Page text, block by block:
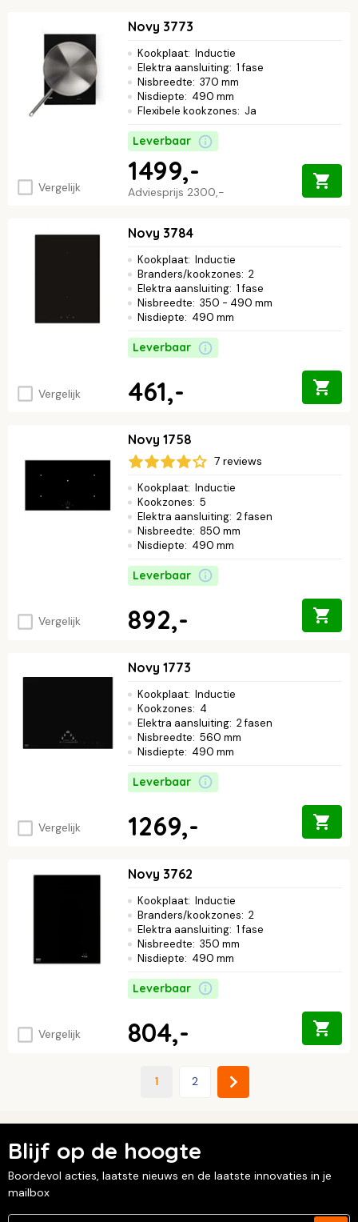
Vergelijk
Novy 3773
Kookplaat: Inductie
Elektra aansluiting: 1 fase
Nisbreedte: 370 mm
Nisdiepte: 490 mm
Flexibele kookzones: Ja
Leverbaar
Adviesprijs 2300,-
1499,-
Vergelijk
Novy 3784
Kookplaat: Inductie
Branders/kookzones: 2
Elektra aansluiting: 1 fase
Nisbreedte: 350 - 490 mm
Nisdiepte: 490 mm
Leverbaar
461,-
Vergelijk
Novy 1758
7 reviews
Kookplaat: Inductie
Kookzones: 5
Elektra aansluiting: 2 fasen
Nisbreedte: 850 mm
Nisdiepte: 490 mm
Leverbaar
892,-
Vergelijk
Novy 1773
Kookplaat: Inductie
Kookzones: 4
Elektra aansluiting: 2 fasen
Nisbreedte: 560 mm
Nisdiepte: 490 mm
Leverbaar
1269,-
Vergelijk
Novy 3762
Kookplaat: Inductie
Branders/kookzones: 2
Elektra aansluiting: 1 fase
Nisbreedte: 350 mm
Nisdiepte: 490 mm
Leverbaar
804,-
1 2
Blijf op de hoogte
Boordevol acties, laatste nieuws en de laatste innovaties in je
mailbox